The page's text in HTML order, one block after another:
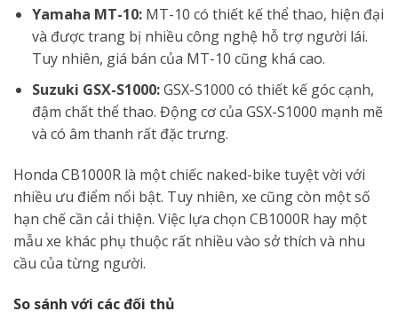
Yamaha MT-10:MT-10 có thiết kế thể thao, hiện đại
và được trang bị nhiều công nghệ hỗ trợ người lái.
Tuy nhiên, giá bán của MT-10 cũng khá cao.
Suzuki GSX-S1000:GSX-S1000 có thiết kế góc cạnh,
đậm chất thể thao. Động cơ của GSX-S1000 mạnh mẽ
và có âm thanh rất đặc trưng.
Honda CB1000R là một chiếc naked-bike tuyệt vời với
nhiều ưu điểm nổi bật. Tuy nhiên, xe cũng còn một số
hạn chế cần cải thiện. Việc lựa chọn CB1000R hay một
mẫu xe khác phụ thuộc rất nhiều vào sở thích và nhu
cầu của từng người.
So sánh với các đối thủ